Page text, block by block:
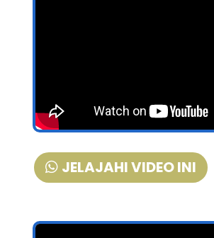
JELAJAHI VIDEO INI